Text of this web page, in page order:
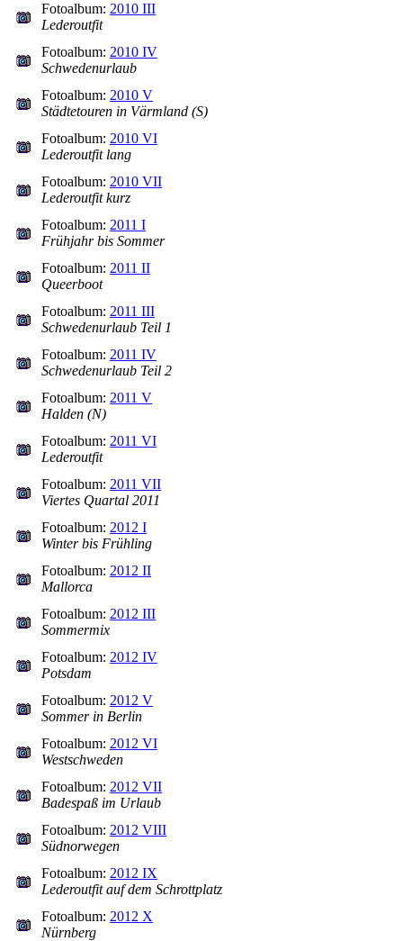
Fotoalbum: 2010 III
Lederoutfit
Fotoalbum: 2010 IV
Schwedenurlaub
Fotoalbum: 2010 V
Städtetouren in Värmland (S)
Fotoalbum: 2010 VI
Lederoutfit lang
Fotoalbum: 2010 VII
Lederoutfit kurz
Fotoalbum: 2011 I
Frühjahr bis Sommer
Fotoalbum: 2011 II
Queerboot
Fotoalbum: 2011 III
Schwedenurlaub Teil 1
Fotoalbum: 2011 IV
Schwedenurlaub Teil 2
Fotoalbum: 2011 V
Halden (N)
Fotoalbum: 2011 VI
Lederoutfit
Fotoalbum: 2011 VII
Viertes Quartal 2011
Fotoalbum: 2012 I
Winter bis Frühling
Fotoalbum: 2012 II
Mallorca
Fotoalbum: 2012 III
Sommermix
Fotoalbum: 2012 IV
Potsdam
Fotoalbum: 2012 V
Sommer in Berlin
Fotoalbum: 2012 VI
Westschweden
Fotoalbum: 2012 VII
Badespaß im Urlaub
Fotoalbum: 2012 VIII
Südnorwegen
Fotoalbum: 2012 IX
Lederoutfit auf dem Schrottplatz
Fotoalbum: 2012 X
Nürnberg